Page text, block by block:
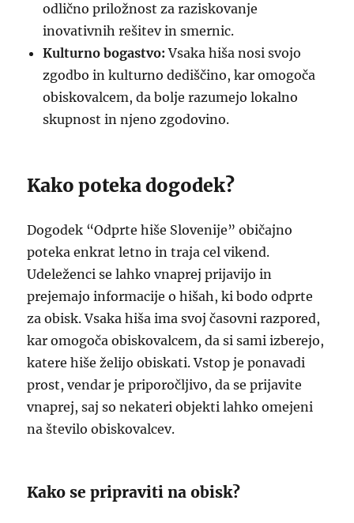
odlično priložnost za raziskovanje
inovativnih rešitev in smernic.
Kulturno bogastvo: Vsaka hiša nosi svojo
zgodbo in kulturno dediščino, kar omogoča
obiskovalcem, da bolje razumejo lokalno
skupnost in njeno zgodovino.
Kako poteka dogodek?
Dogodek “Odprte hiše Slovenije” običajno
poteka enkrat letno in traja cel vikend.
Udeleženci se lahko vnaprej prijavijo in
prejemajo informacije o hišah, ki bodo odprte
za obisk. Vsaka hiša ima svoj časovni razpored,
kar omogoča obiskovalcem, da si sami izberejo,
katere hiše želijo obiskati. Vstop je ponavadi
prost, vendar je priporočljivo, da se prijavite
vnaprej, saj so nekateri objekti lahko omejeni
na število obiskovalcev.
Kako se pripraviti na obisk?